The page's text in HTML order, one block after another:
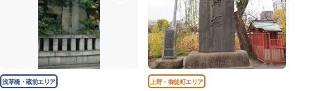
浅草橋・蔵前エリア 上野・御徒町エリア